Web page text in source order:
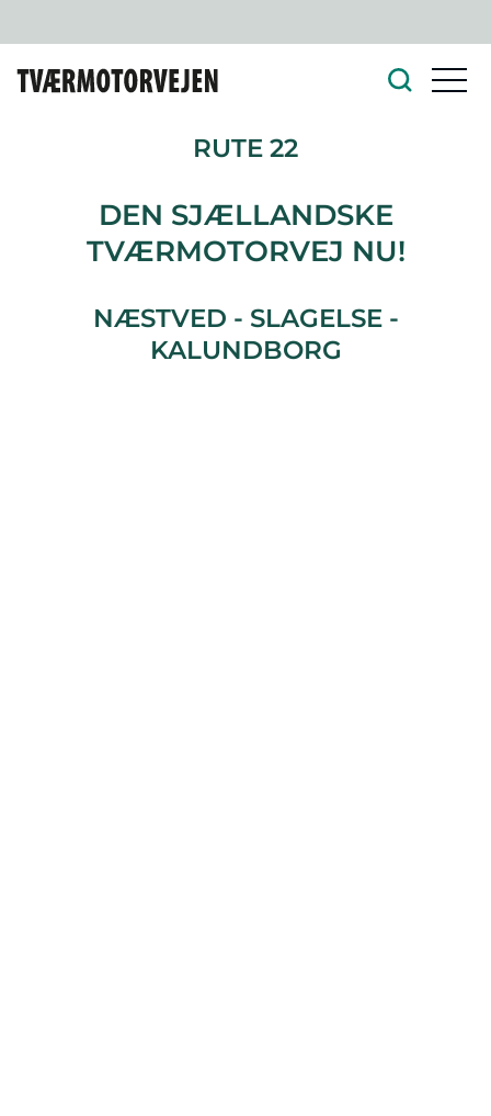
RUTE 22
DEN SJÆLLANDSKE
TVÆRMOTORVEJ NU!
NÆSTVED - SLAGELSE -
KALUNDBORG